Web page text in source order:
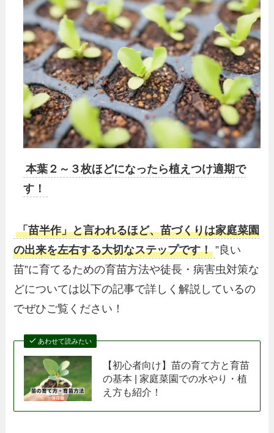
本葉２～３枚ほどになったら植えつけ適期で
す！
「苗半作」と言われるほど、苗づくりは家庭菜園
の出来を左右する大切なステップです！ ”良い
苗”に育てるための育苗方法や徒長・病害虫対策な
どについては以下の記事で詳しく解説しているの
でぜひご覧ください！
あわせて読みたい
【初心者向け】苗の育て方と育苗
の基本 | 家庭菜園での水やり・植
え方も紹介！